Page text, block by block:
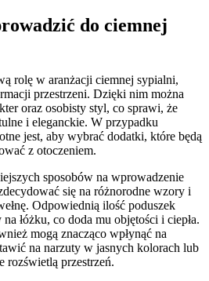
do ciemnej
rolę w aranżacji ciemnej sypialni,
przestrzeni. Dzięki nim można
oraz osobisty styl, co sprawi, że
i eleganckie. W przypadku
jest, aby wybrać dodatki, które będą
z otoczeniem.
sposobów na wprowadzenie
się na różnorodne wzory i
Odpowiednią ilość poduszek
łóżku, co doda mu objętości i ciepła.
mogą znacząco wpłynąć na
na narzuty w jasnych kolorach lub
rozświetlą przestrzeń.